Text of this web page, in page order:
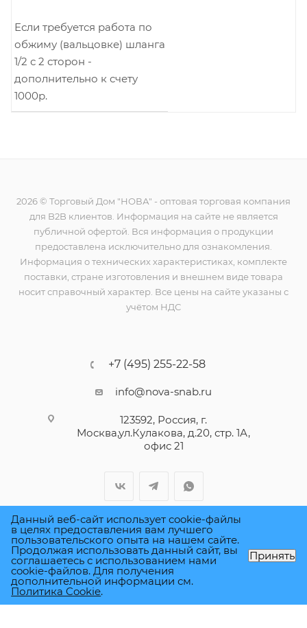
Если требуется работа по
обжиму (вальцовке) шланга
1/2 с 2 сторон -
дополнительно к счету
1000р.
2026 © Торговый Дом "НОВА" - оптовая торговая компания
для B2B клиентов. Информация на сайте не является
публичной офертой. Вся информация о продукции
предоставлена исключительно для ознакомления.
Информация о технических характеристиках, комплекте
поставки, стране изготовления и внешнем виде товара
носит справочный характер. Все цены на сайте указаны с
учётом НДС
+7 (495) 255-22-58
info@nova-snab.ru
123592, Россия, г.
Москва,ул.Кулакова, д.20, стр. 1А,
офис 21
ПОЛИТИКА КОНФИДЕНЦИАЛЬНОСТИ
Данный веб-сайт использует cookie-файлы
в целях предоставления вам лучшего
пользовательского опыта на нашем сайте.
Продолжая использовать данный сайт, вы
соглашаетесь с использованием нами
cookie-файлов. Для получения
дополнительной информации см.
Политика Cookie.
Принять